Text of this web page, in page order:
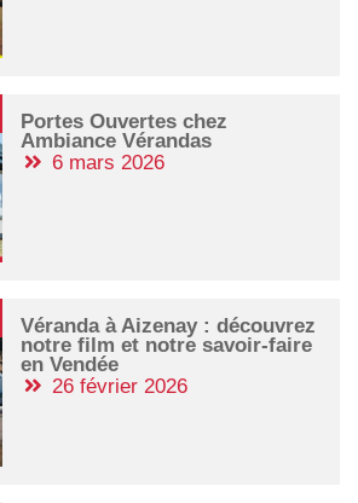
Portes Ouvertes chez
Ambiance Vérandas
6 mars 2026
Véranda à Aizenay : découvrez
notre film et notre savoir-faire
en Vendée
26 février 2026